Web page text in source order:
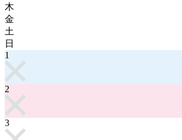
木
金
土
日
1
2
3